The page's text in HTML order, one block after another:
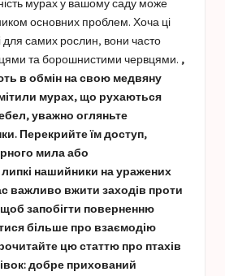
мурах у вашому саду може
основних проблем. Хоча ці
для самих рослин, вони часто
та борошнистими червцями. ,
в обмін на свою медвяну
мурах, що рухаються
уважно огляньте
Перекрийте їм доступ,
мила або
нашийники на уражених
важливо вжити заходів проти
запобігти поверненню
більше про взаємодію
цю статтю про птахів
добре прихований